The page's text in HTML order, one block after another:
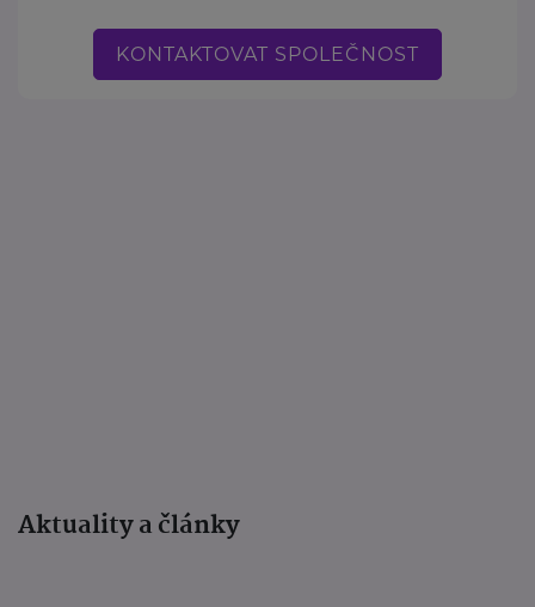
KONTAKTOVAT SPOLEČNOST
Aktuality a články